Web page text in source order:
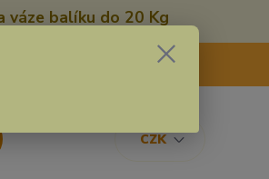
váze balíku do 20 Kg
CZK
8:00 - 16:30